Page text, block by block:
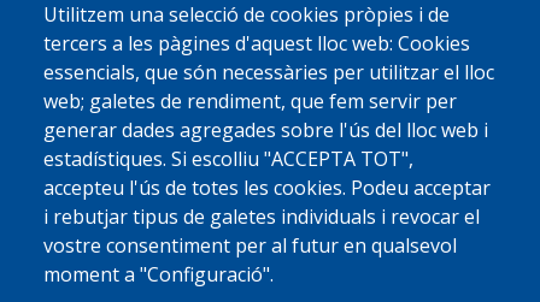
Utilitzem una selecció de cookies pròpies i de
tercers a les pàgines d'aquest lloc web: Cookies
essencials, que són necessàries per utilitzar el lloc
web; galetes de rendiment, que fem servir per
generar dades agregades sobre l'ús del lloc web i
estadístiques. Si escolliu "ACCEPTA TOT",
accepteu l'ús de totes les cookies. Podeu acceptar
i rebutjar tipus de galetes individuals i revocar el
vostre consentiment per al futur en qualsevol
moment a "Configuració".